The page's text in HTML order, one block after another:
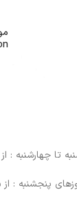
تا چهارشنبه : از
پنجشنبه : از